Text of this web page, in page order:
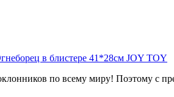
по всему миру! Поэтому с